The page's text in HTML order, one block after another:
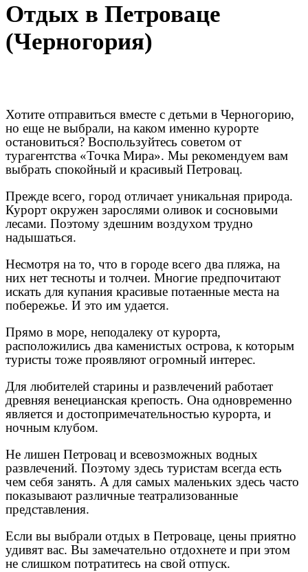
Отдых в Петроваце
(Черногория)
Хотите отправиться вместе с детьми в Черногорию,
но еще не выбрали, на каком именно курорте
остановиться? Воспользуйтесь советом от
турагентства «Точка Мира». Мы рекомендуем вам
выбрать спокойный и красивый Петровац.
Прежде всего, город отличает уникальная природа.
Курорт окружен зарослями оливок и сосновыми
лесами. Поэтому здешним воздухом трудно
надышаться.
Несмотря на то, что в городе всего два пляжа, на
них нет тесноты и толчеи. Многие предпочитают
искать для купания красивые потаенные места на
побережье. И это им удается.
Прямо в море, неподалеку от курорта,
расположились два каменистых острова, к которым
туристы тоже проявляют огромный интерес.
Для любителей старины и развлечений работает
древняя венецианская крепость. Она одновременно
является и достопримечательностью курорта, и
ночным клубом.
Не лишен Петровац и всевозможных водных
развлечений. Поэтому здесь туристам всегда есть
чем себя занять. А для самых маленьких здесь часто
показывают различные театрализованные
представления.
Если вы выбрали отдых в Петроваце, цены приятно
удивят вас. Вы замечательно отдохнете и при этом
не слишком потратитесь на свой отпуск.